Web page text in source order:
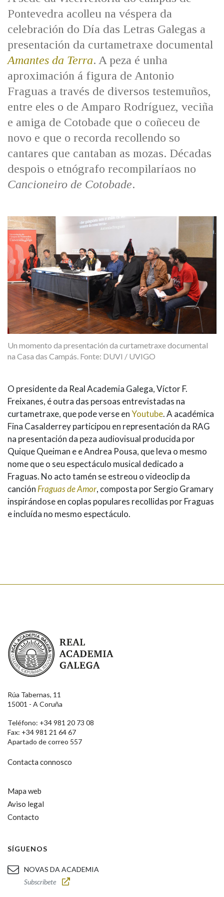
IDENTIDADE CORPORATIVA
MARCIAL DEL ADALID
CASA-MUSEO EMILIA PARDO
BAZÁN
FIGURAS HOMENAXEADAS
HISTORIA
60 ANOS DLG
PRIMAVERA DAS LETRAS
PORTAL DAS PALABRAS
Facebook YoutubeInstagram
Bluesky
Pontevedra acolleu na véspera da
celebración do Día das Letras Galegas a
presentación da curtametraxe documental
Amantes da Terra. A peza é unha
aproximación á figura de Antonio
Fraguas a través de diversos testemuños,
entre eles o de Amparo Rodríguez, veciña
e amiga de Cotobade que o coñeceu de
novo e que o recorda recollendo so
cantares que cantaban as mozas. Décadas
despois o etnógrafo recompilaríaos no
Cancioneiro de Cotobade.
Un momento da presentación da curtametraxe documental
na Casa das Campás. Fonte: DUVI / UVIGO
O presidente da Real Academia Galega, Víctor F.
Freixanes, é outra das persoas entrevistadas na
curtametraxe, que pode verse enYoutube. A académica
Fina Casalderrey participou en representación da RAG
na presentación da peza audiovisual producida por
Quique Queiman e e Andrea Pousa, que leva o mesmo
nome que o seu espectáculo musical dedicado a
Fraguas. No acto tamén se estreou o videoclip da
canción Fraguas de Amor, composta por Sergio Gramary
inspirándose en coplas populares recollidas por Fraguas
e incluída no mesmo espectáculo.
Real Academia Galega
Rúa Tabernas, 11
15001 - A Coruña
Teléfono: +34 981 20 73 08
Fax: +34 981 21 64 67
Apartado de correo 557
Contacta connosco
Mapa web
Aviso legal
Contacto
SÍGUENOS
NOVAS DA ACADEMIA
Subscríbete